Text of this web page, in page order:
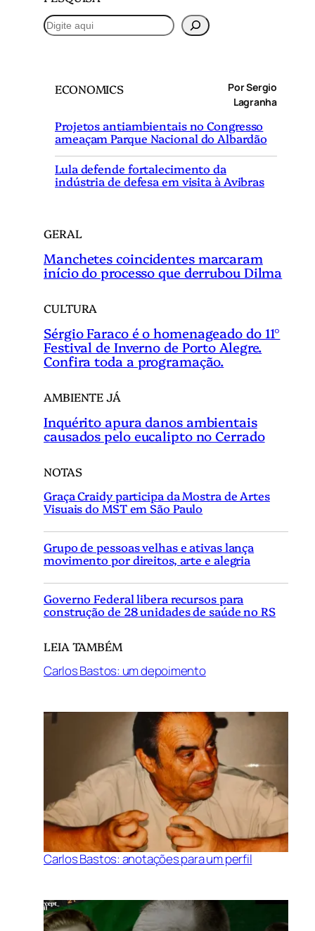
P
e
ECONOMICS
Por Sergio
Lagranha
Projetos antiambientais no Congresso
ameaçam Parque Nacional do Albardão
Lula defende fortalecimento da
indústria de defesa em visita à Avibras
GERAL
Manchetes coincidentes marcaram
início do processo que derrubou Dilma
CULTURA
Sérgio Faraco é o homenageado do 11°
Festival de Inverno de Porto Alegre.
Confira toda a programação.
AMBIENTE JÁ
Inquérito apura danos ambientais
causados pelo eucalipto no Cerrado
NOTAS
Graça Craidy participa da Mostra de Artes
Visuais do MST em São Paulo
Grupo de pessoas velhas e ativas lança
movimento por direitos, arte e alegria
Governo Federal libera recursos para
construção de 28 unidades de saúde no RS
LEIA TAMBÉM
Carlos Bastos: um depoimento
Carlos Bastos: anotações para um perfil